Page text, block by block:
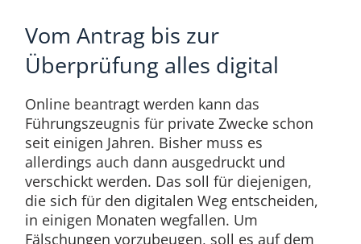
Vom Antrag bis zur
Überprüfung alles digital
Online beantragt werden kann das
Führungszeugnis für private Zwecke schon
seit einigen Jahren. Bisher muss es
allerdings auch dann ausgedruckt und
verschickt werden. Das soll für diejenigen,
die sich für den digitalen Weg entscheiden,
in einigen Monaten wegfallen. Um
Fälschungen vorzubeugen, soll es auf dem